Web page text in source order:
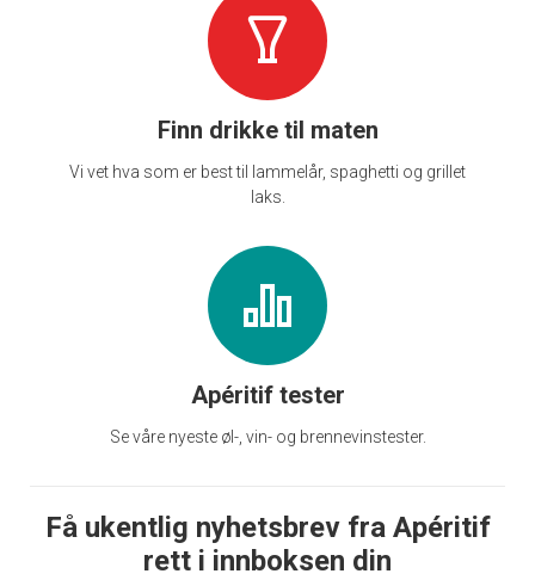
Finn drikke til maten
Vi vet hva som er best til lammelår, spaghetti og grillet
laks.
Apéritif tester
Se våre nyeste øl-, vin- og brennevinstester.
Få ukentlig nyhetsbrev fra Apéritif
rett i innboksen din